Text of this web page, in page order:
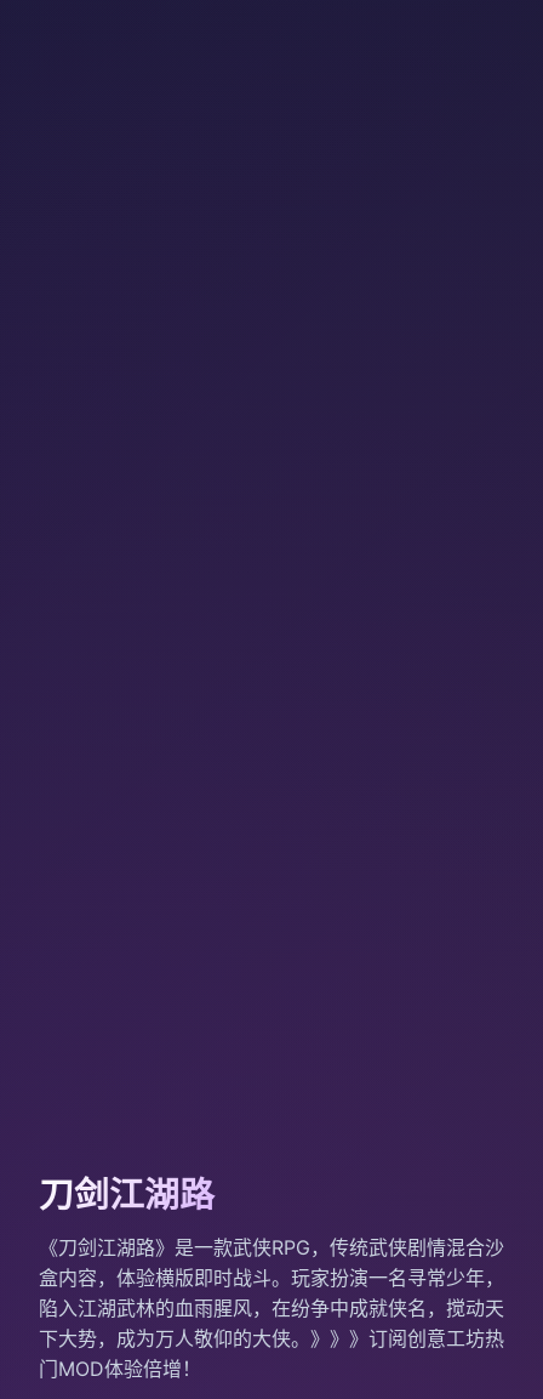
刀剑江湖路
《刀剑江湖路》是一款武侠RPG，传统武侠剧情混合沙
盒内容，体验横版即时战斗。玩家扮演一名寻常少年，
陷入江湖武林的血雨腥风，在纷争中成就侠名，搅动天
下大势，成为万人敬仰的大侠。》》》订阅创意工坊热
门MOD体验倍增！